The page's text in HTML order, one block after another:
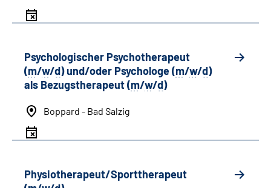
Psychologischer Psychotherapeut
(m/w/d) und/oder Psychologe (m/w/d)
als Bezugstherapeut (m/w/d)
Boppard - Bad Salzig
Physiotherapeut/Sporttherapeut